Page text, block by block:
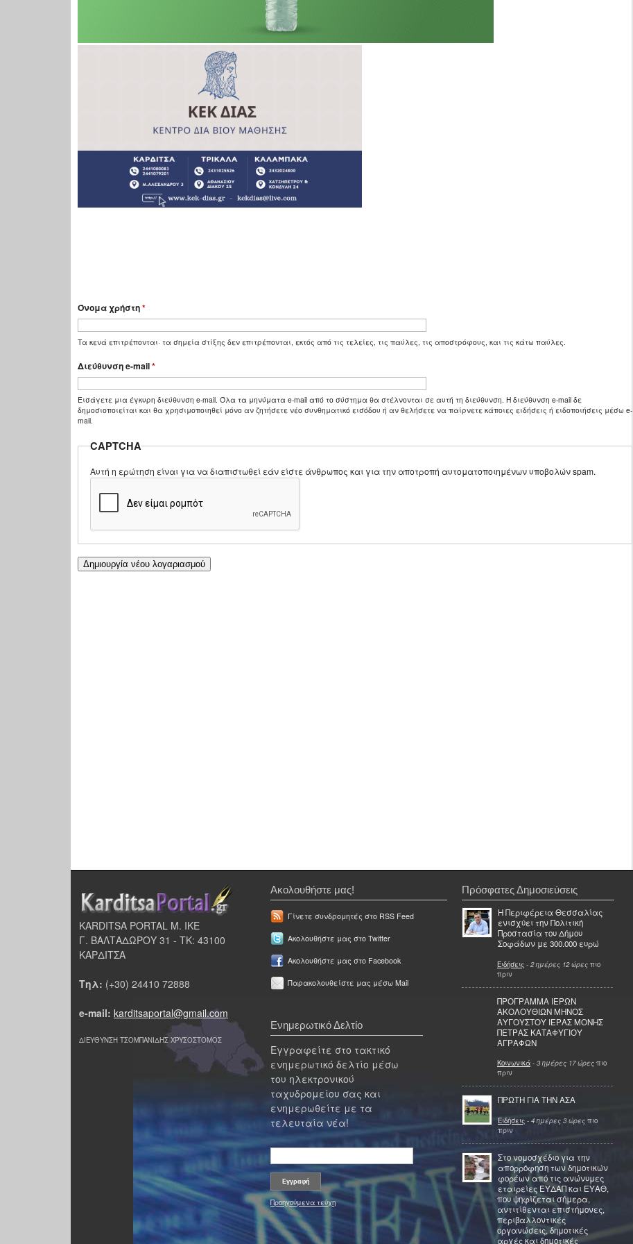
Όνομα χρήστη*
Τα κενά επιτρέπονται· τα σημεία στίξης δεν επιτρέπονται, εκτός από τις τελείες, τις παύλες, τις αποστρόφους, και τις κάτω παύλες.
Διεύθυνση e-mail*
Εισάγετε μια έγκυρη διεύθυνση e-mail. Όλα τα μηνύματα e-mail από το σύστημα θα στέλνονται σε αυτή τη διεύθυνση. Η διεύθυνση e-mail δε
δημοσιοποιείται και θα χρησιμοποιηθεί μόνο αν ζητήσετε νέο συνθηματικό εισόδου ή αν θελήσετε να παίρνετε κάποιες ειδήσεις ή ειδοποιήσεις μέσω e-
mail.
CAPTCHA
Αυτή η ερώτηση είναι για να διαπιστωθεί εάν είστε άνθρωπος και για την αποτροπή αυτοματοποιημένων υποβολών spam.
KARDITSA PORTAL Μ. ΙΚΕ
Γ. ΒΑΛΤΑΔΩΡΟΥ 31 - ΤΚ: 43100
ΚΑΡΔΙΤΣΑ
Τηλ: (+30) 24410 72888
e-mail: karditsaportal@gmail.com
ΔΙΕΥΘΥΝΣΗ ΤΣΟΜΠΑΝΙΔΗΣ ΧΡΥΣΟΣΤΟΜΟΣ
Ακολουθήστε μας!
Γίνετε συνδρομητές στο RSS Feed
Ακολουθήστε μας στο Twitter
Ακολουθήστε μας στο Facebook
Παρακολουθείστε μας μέσω Mail
Ενημερωτικό Δελτίο
Εγγραφείτε στο τακτικό
ενημερωτικό δελτίο μέσω
του ηλεκτρονικού
ταχυδρομείου σας και
ενημερωθείτε με τα
τελευταία νέα!
Προηγούμενα τεύχη
Πρόσφατες Δημοσιεύσεις
Η Περιφέρεια Θεσσαλίας
ενισχύει την Πολιτική
Προστασία του Δήμου
Σοφάδων με 300.000 ευρώ
Ειδήσεις - 2 ημέρες 12 ώρες πιο
πριν
ΠΡΟΓΡΑΜΜΑ ΙΕΡΩΝ
ΑΚΟΛΟΥΘΙΩΝ ΜΗΝΟΣ
ΑΥΓΟΥΣΤΟΥ ΙΕΡΑΣ ΜΟΝΗΣ
ΠΕΤΡΑΣ ΚΑΤΑΦΥΓΙΟΥ
ΑΓΡΑΦΩΝ
Κοινωνικά - 3 ημέρες 17 ώρες πιο
πριν
ΠΡΩΤΗ ΓΙΑ ΤΗΝ ΑΣΑ
Ειδήσεις - 4 ημέρες 3 ώρες πιο
πριν
Στο νομοσχέδιο για την
απορρόφηση των δημοτικών
φορέων από τις ανώνυμες
εταιρείες ΕΥΔΑΠ και ΕΥΑΘ,
που ψηφίζεται σήμερα,
αντιτίθενται επιστήμονες,
περιβαλλοντικές
οργανώσεις, δημοτικές
αρχές και δημοτικές